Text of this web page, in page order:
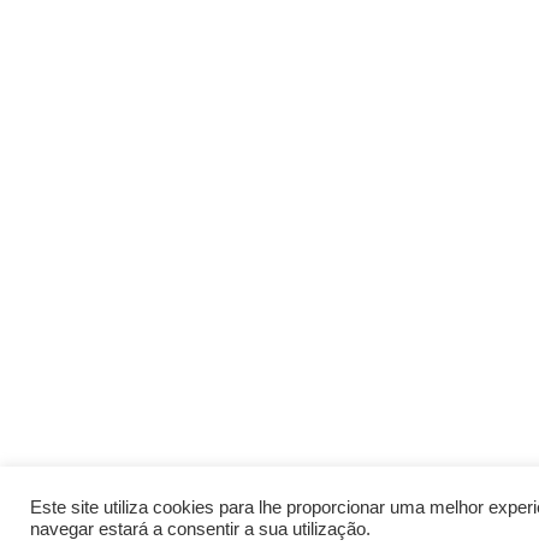
Este site utiliza cookies para lhe proporcionar uma melhor
navegar estará a consentir a sua utilização.